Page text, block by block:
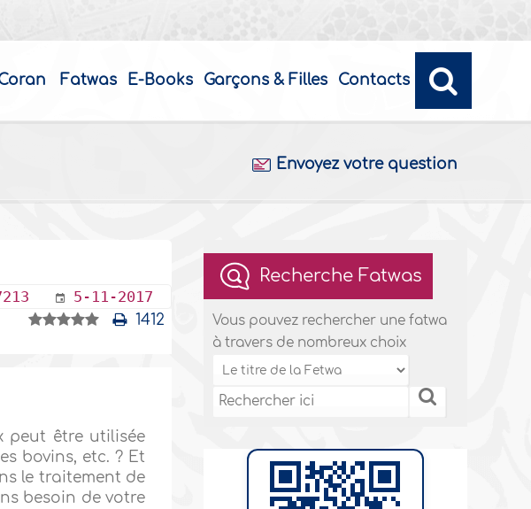
Fatwas E-Books Garçons & Filles Contacts
Envoyez votre question
5-11-2017
1412
peut être utilisée
bovins, etc. ? Et
le traitement de
besoin de votre
Recherche Fatwas
Vous pouvez rechercher une fatwa
à travers de nombreux choix